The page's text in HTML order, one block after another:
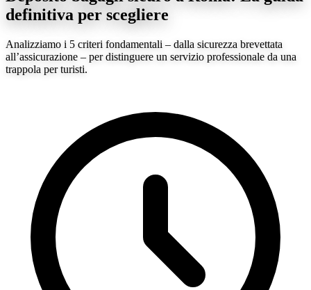
definitiva per scegliere
Analizziamo i 5 criteri fondamentali – dalla sicurezza brevettata
all’assicurazione – per distinguere un servizio professionale da una
trappola per turisti.